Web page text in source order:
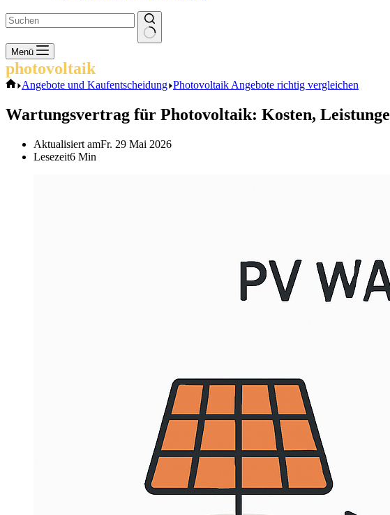
Keine
Ergebnisse
Menü
photovoltaik
Start
Angebote und Kaufentscheidung Photovoltaik Angebote richtig vergleichen
Wartungsvertrag für Photovoltaik: Kosten,
Aktualisiert amFr. 29 Mai 2026
Lesezeit6 Min